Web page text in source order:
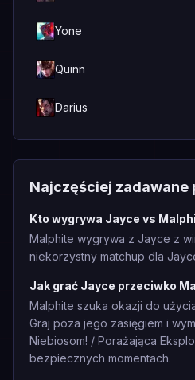
Yone
Quinn
Darius
Najczęściej zadawane
Kto wygrywa Jayce vs
Malphite wygrywa z Jayce z
niekorzystny matchup dla
Jak grać Jayce przeciwko
Malphite szuka okazji do
Graj poza jego zasięgiem i
Niebiosom! / Porażająca
bezpiecznych momentach.